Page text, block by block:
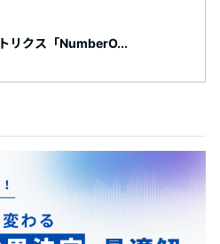
リクス「NumberO...